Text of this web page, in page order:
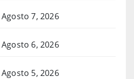
Agosto 7, 2026
Agosto 6, 2026
Agosto 5, 2026